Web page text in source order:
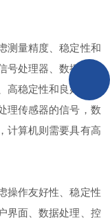
量精度、稳定性和
处理器、数据采集
稳定性和良好的抗
理传感器的信号，数
计算机则需要具有高
作友好性、稳定性
界面、数据处理、控